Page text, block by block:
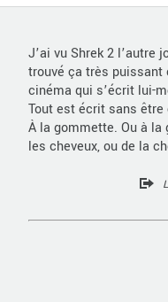
J’ai vu Shrek 2 l’autre
trouvé ça très
cinéma qui s’écrit lui-
Tout est écrit sans
À la gommette. Ou à
les cheveux, ou de la